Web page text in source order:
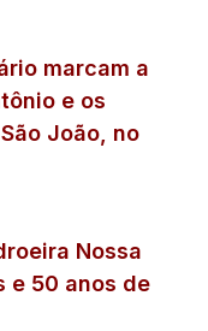
marcam a
e os
João, no
Nossa
e 50 anos de